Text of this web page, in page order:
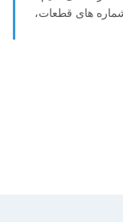
های قطعات،